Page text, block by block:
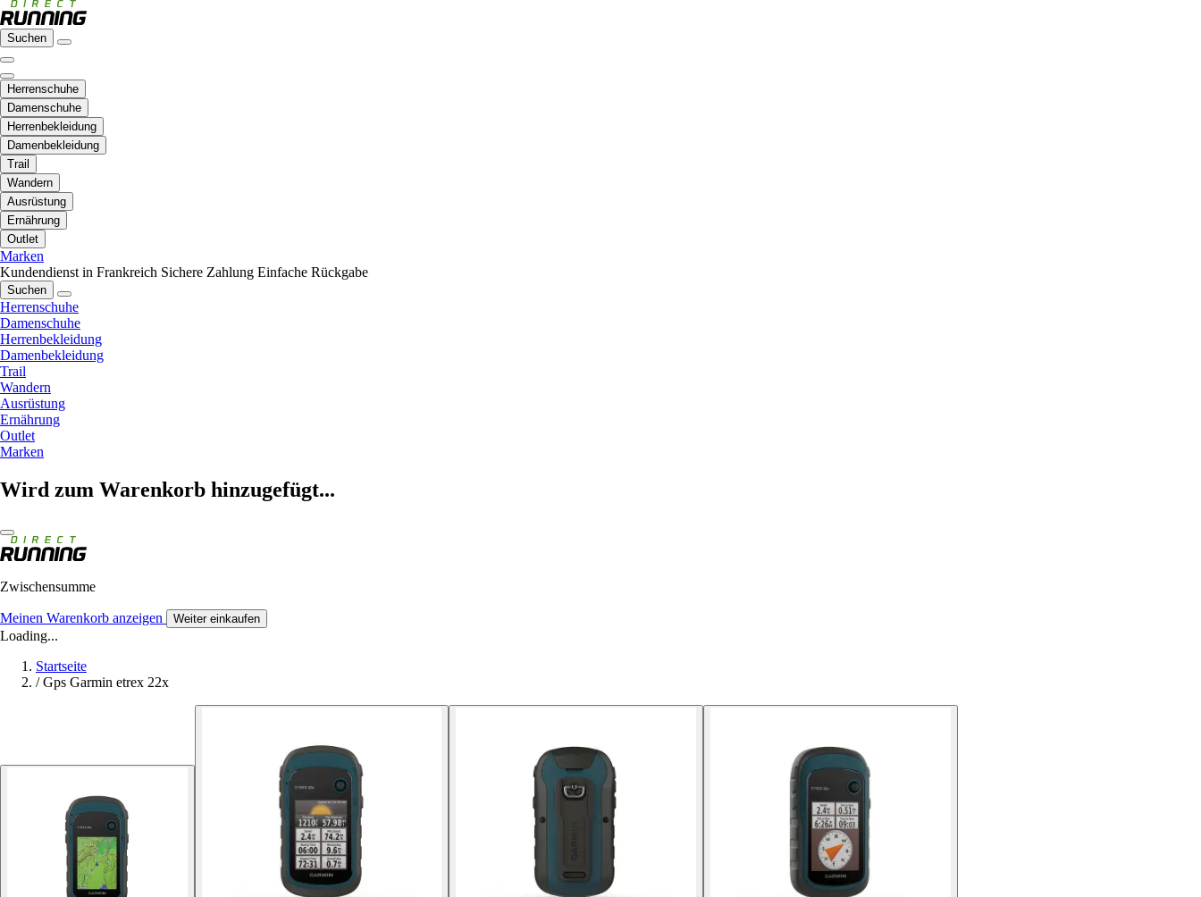
Suchen
Herrenschuhe
Damenschuhe
Herrenbekleidung
Damenbekleidung
Trail
Wandern
Ausrüstung
Ernährung
Outlet
Marken
Kundendienst in Frankreich Sichere Zahlung Einfache Rückgabe
Suchen
Herrenschuhe
Damenschuhe
Herrenbekleidung
Damenbekleidung
Trail
Wandern
Ausrüstung
Ernährung
Outlet
Marken
Wird zum Warenkorb hinzugefügt...
Zwischensumme
Meinen Warenkorb anzeigen Weiter einkaufen
Loading...
Startseite
/ Gps Garmin etrex 22x